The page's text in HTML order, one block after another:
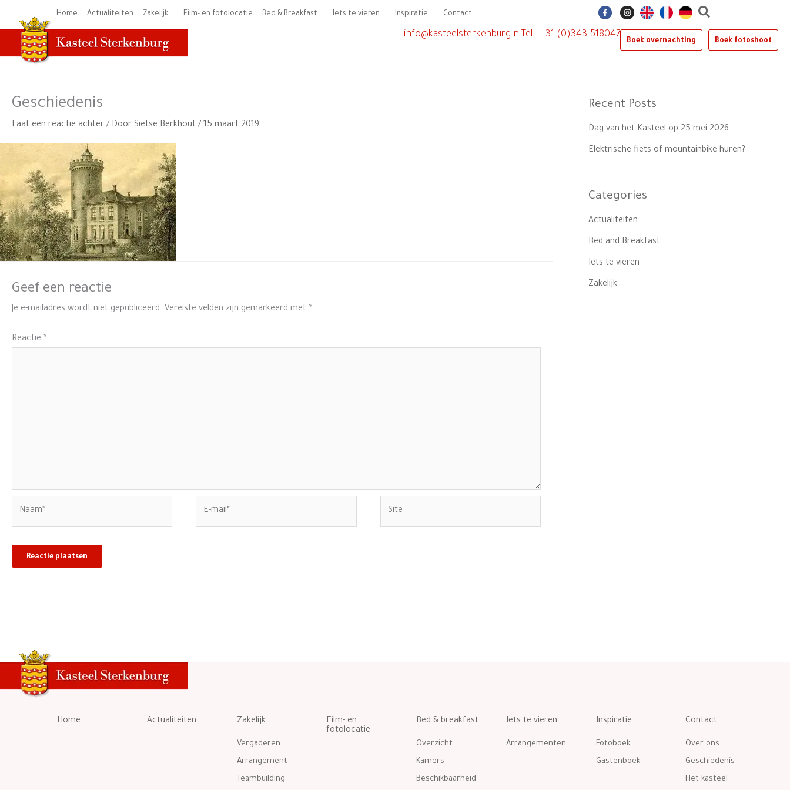
inhoud
Home Actualiteiten Zakelijk Film- en fotolocatie Bed & Breakfast Iets te vieren Inspiratie Contact
F
a
e
I
n
t
a
Boek overnachting Boek fotoshoot
Tel.: +31 (0)343-518047
info@kasteelsterkenburg.nl
Geschiedenis
Laat een reactie achter / Door Sietse Berkhout / 15 maart 2019
Geef een reactie
Je e-mailadres wordt niet gepubliceerd. Vereiste velden zijn gemarkeerd met *
Reactie *
Recent Posts
Dag van het Kasteel op 25 mei 2026
Elektrische fiets of mountainbike huren?
Categories
Actualiteiten
Bed and Breakfast
Iets te vieren
Zakelijk
Home Actualiteiten Zakelijk
Vergaderen
Arrangement
Teambuilding
Film- en
fotolocatie
Bed & breakfast
Overzicht
Kamers
Beschikbaarheid
Iets te vieren
Arrangementen
Inspiratie
Fotoboek
Gastenboek
Contact
Over ons
Geschiedenis
Het kasteel